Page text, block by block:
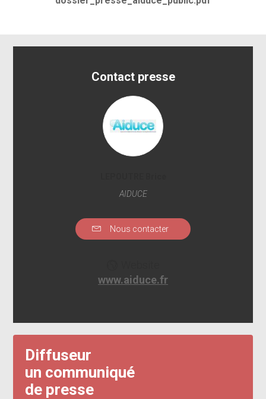
Contact presse
AIDUCE
Nous contacter
www.aiduce.fr
Diffuseur
un communiqué
de presse